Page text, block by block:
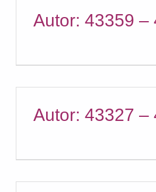
Autor: 43359 –
Autor: 43327 –